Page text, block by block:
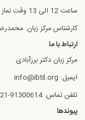
ساعت 12 الی 13 وقت نماز و نهار می باشد.
کارشناس مرکز زبان:
ارتباط با ما
مرکز زبان دکتر برزآبادی
ایمیل: info@ibtil.org
تلفن تماس: 91300614-021
پیوندها